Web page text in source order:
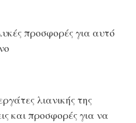
προσφορές για αυτό
λιανικής της
και προσφορές για να